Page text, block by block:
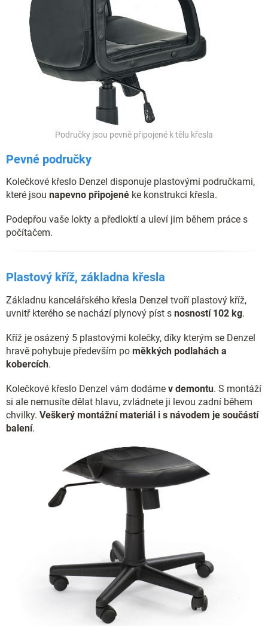
Područky jsou pevně připojené k tělu křesla
Pevné područky
Kolečkové křeslo Denzel disponuje plastovými područkami,
které jsou napevno připojené ke konstrukci křesla.
Podepřou vaše lokty a předloktí a uleví jim během práce s
počítačem.
Plastový kříž, základna křesla
Základnu kancelářského křesla Denzel tvoří plastový kříž,
uvnitř kterého se nachází plynový píst s nosností 102 kg.
Kříž je osázený 5 plastovými kolečky, díky kterým se Denzel
hravě pohybuje především po měkkých podlahách a
kobercích.
Kolečkové křeslo Denzel vám dodáme v demontu. S montáží
si ale nemusíte dělat hlavu, zvládnete ji levou zadní během
chvilky. Veškerý montážní materiál i s návodem je součástí
balení.